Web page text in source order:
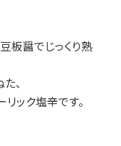
板醤でじっくり熟
、
ック塩辛です。